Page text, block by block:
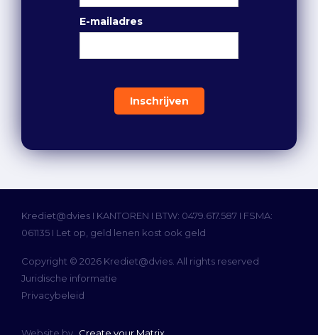
E-mailadres
Krediet@dvies I KANTOREN I BTW: 0479.617.587 I FSMA:
061135 I Let op, geld lenen kost ook geld
Copyright © 2026 Krediet@dvies. All rights reserved
Juridische informatie
Privacybeleid